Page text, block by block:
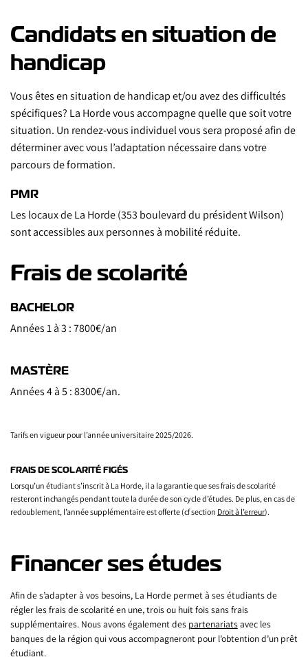
Candidats en situation de
handicap
Vous êtes en situation de handicap et/ou avez des difficultés
spécifiques? La Horde vous accompagne quelle que soit votre
situation. Un rendez-vous individuel vous sera proposé afin de
déterminer avec vous l’adaptation nécessaire dans votre
parcours de formation.
PMR
Les locaux de La Horde (353 boulevard du président Wilson)
sont accessibles aux personnes à mobilité réduite.
Frais de scolarité
BACHELOR
Années 1 à 3 : 7800€/an
MASTÈRE
Années 4 à 5 : 8300€/an.
Tarifs en vigueur pour l’année universitaire 2025/2026.
FRAIS DE SCOLARITÉ FIGÉS
Lorsqu’un étudiant s’inscrit à La Horde, il a la garantie que ses frais de scolarité
resteront inchangés pendant toute la durée de son cycle d’études. De plus, en cas de
redoublement, l’année supplémentaire est offerte (cf section Droit à l’erreur).
Financer ses études
Afin de s’adapter à vos besoins, La Horde permet à ses étudiants de
régler les frais de scolarité en une, trois ou huit fois sans frais
supplémentaires. Nous avons également des partenariatsavec les
banques de la région qui vous accompagneront pour l’obtention d’un prêt
étudiant.